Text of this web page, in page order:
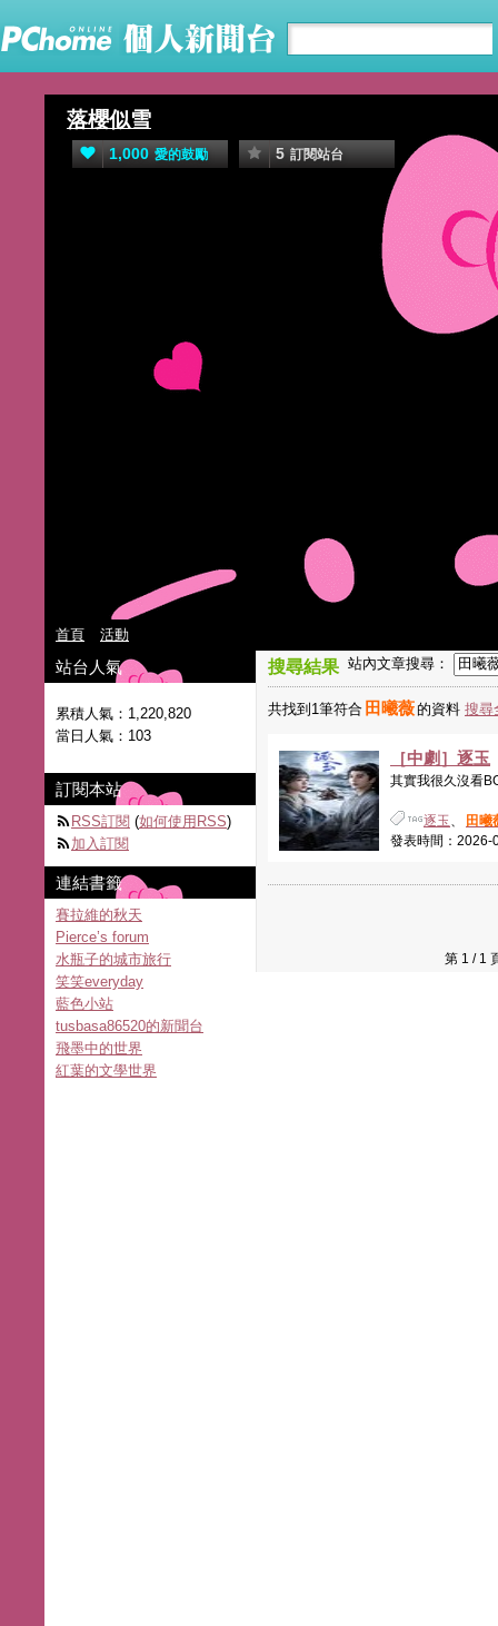
落櫻似雪
1,000 愛的鼓勵 5 訂閱站台
首頁 活動
搜尋結果 站內文章搜尋：
共找到1筆符合 田曦薇的資料 搜尋
［中劇］逐玉
其實我很久沒看
逐玉、
田曦
發表時間：2026-
第 1 /
站台人氣
累積人氣： 1,220,820
當日人氣： 103
訂閱本站
RSS訂閱 (如何使用RSS)
加入訂閱
連結書籤
賽拉維的秋天
Pierce’s forum
水瓶子的城市旅行
笑笑everyday
藍色小站
tusbasa86520的新聞台
飛墨中的世界
紅葉的文學世界